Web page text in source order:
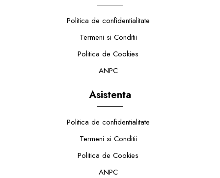
Politica de confidentialitate
Termeni si Conditii
Politica de Cookies
ANPC
Asistenta
Politica de confidentialitate
Termeni si Conditii
Politica de Cookies
ANPC